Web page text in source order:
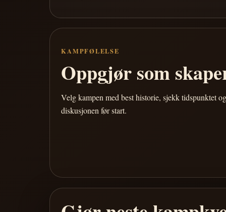
KAMPFØLELSE
Oppgjør som
Velg kampen med best historie, sjekk tidspunktet
diskusjonen før start.